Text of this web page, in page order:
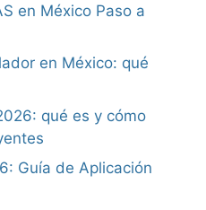
en México Paso a
en México: qué
qué es y cómo
Guía de Aplicación